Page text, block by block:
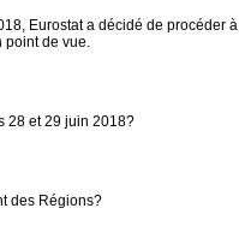
Eurostat a décidé de
point de vue.
28 et 29 juin 2018?
des Régions?